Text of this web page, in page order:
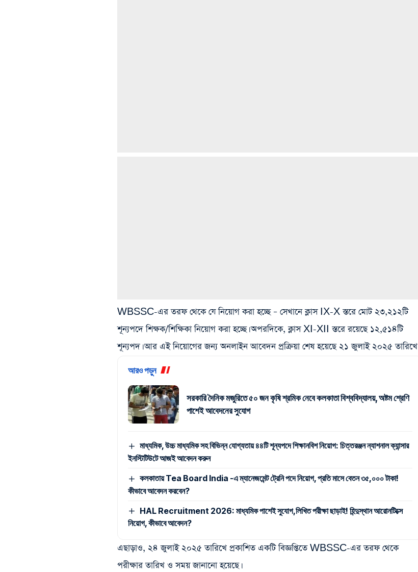
WBSSC-এর তরফ থেকে যে নিয়োগ করা হচ্ছে – সেখানে ক্লাস IX-X স্তরে মোট ২৩,২১২টি
শূন্যপদে শিক্ষক/শিক্ষিকা নিয়োগ করা হচ্ছে। অপরদিকে, ক্লাস XI-XII স্তরে রয়েছে ১২,৫১৪টি
শূন্যপদ। আর এই নিয়োগের জন্য অনলাইন আবেদন প্রক্রিয়া শেষ হয়েছে ২১ জুলাই ২০২৫ তারিখে।
আরও পড়ুন
সরকারি দৈনিক মজুরিতে ৫০ জন কৃষি শ্রমিক নেবে কলকাতা বিশ্ববিদ্যালয়, অষ্টম শ্রেণি
পাশেই আবেদনের সুযোগ
মাধ্যমিক, উচ্চ মাধ্যমিক সহ বিভিন্ন যোগ্যতায় ৪৪টি শূন্যপদে শিক্ষানবিশ নিয়োগ: চিত্তরঞ্জন ন্যাশনাল ক্যান্সার
ইনস্টিটিউটে আজই আবেদন করুন
কলকাতায় Tea Board India -এ ম্যানেজমেন্ট ট্রেনি পদে নিয়োগ, প্রতি মাসে বেতন ৩৫,০০০ টাকা!
কীভাবে আবেদন করবেন?
HAL Recruitment 2026: মাধ্যমিক পাশেই সুযোগ,লিখিত পরীক্ষা ছাড়াই! হিন্দুস্থান আরোনটিক্সে
নিয়োগ, কীভাবে আবেদন?
এছাড়াও, ২৪ জুলাই ২০২৫ তারিখে প্রকাশিত একটি বিজ্ঞপ্তিতে WBSSC-এর তরফ থেকে
পরীক্ষার তারিখ ও সময় জানানো হয়েছে।